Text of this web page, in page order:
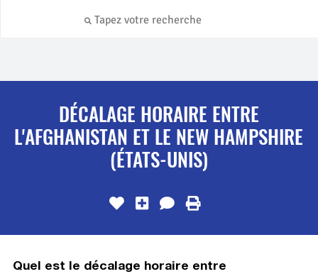
DÉCALAGE HORAIRE ENTRE
L'AFGHANISTAN ET LE NEW HAMPSHIRE
(ÉTATS-UNIS)
Quel est le décalage horaire entre